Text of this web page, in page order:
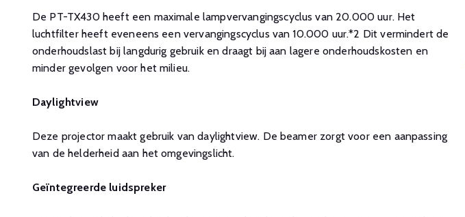
De PT-TX430 heeft een maximale lampvervangingscyclus van 20.000 uur. Het
luchtfilter heeft eveneens een vervangingscyclus van 10.000 uur.*2 Dit vermindert de
onderhoudslast bij langdurig gebruik en draagt bij aan lagere onderhoudskosten en
minder gevolgen voor het milieu.
Daylightview
Deze projector maakt gebruik van daylightview. De beamer zorgt voor een aanpassing
van de helderheid aan het omgevingslicht.
Geïntegreerde luidspreker